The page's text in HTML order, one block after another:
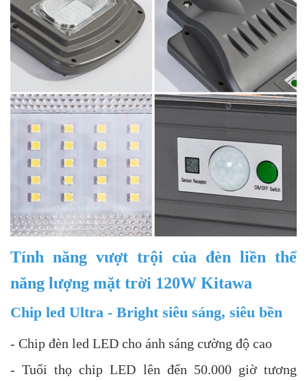
Tính năng vượt trội của đèn liền thể
năng lượng mặt trời 120W Kitawa
Chip led Ultra - Bright siêu sáng, siêu bền
- Chip đèn led LED cho ánh sáng cường độ cao
- Tuổi thọ chip LED lên đến 50.000 giờ tương